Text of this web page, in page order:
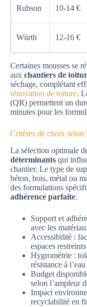
Rubson 10-14 €
Würth 12-16 €
Certaines mousses se
aux chantiers de
séchage, complétant
rénovation de toiture.
(QR) permettent un
minutes pour les
Critères de choix selon
La sélection optimale
déterminants qui
chantier. Le type de
béton, bois, métal ou
des formulations
adhérence parfaite.
Support et
avec les
Accessibilité :
espaces restreints
Hygrométrie :
résistance à l’eau
Budget
selon l’ampleur
Impact
recyclabilité en